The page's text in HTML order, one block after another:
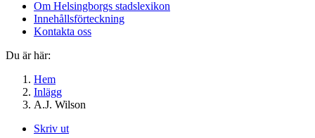
Om Helsingborgs stadslexikon
Innehållsförteckning
Kontakta oss
Du är här:
Hem
Inlägg
A.J. Wilson
Skriv ut